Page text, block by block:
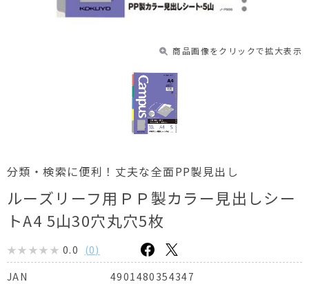
商品画像をクリックで拡大表示
分類・検索に便利！丈夫な全面PP製見出し
ルーズリーフ用ＰＰ製カラー見出しシー
トA4 5山30穴丸穴5枚
0.0 (0)
JAN
4901480354347